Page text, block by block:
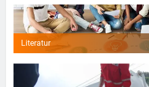
Literatur